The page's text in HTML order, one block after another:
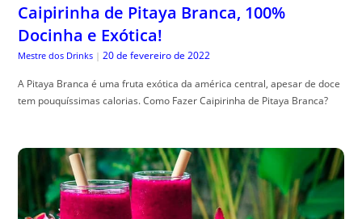
Caipirinha de Pitaya Branca, 100%
Docinha e Exótica!
Mestre dos Drinks | 20 de fevereiro de 2022
A Pitaya Branca é uma fruta exótica da américa central, apesar de doce
tem pouquíssimas calorias. Como Fazer Caipirinha de Pitaya Branca?